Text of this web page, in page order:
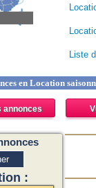
Liste
en Location
annonces
: